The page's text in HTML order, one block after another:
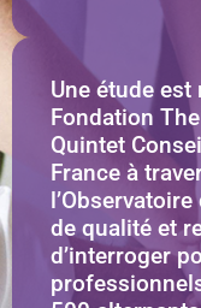
Une étude
Fondation
Quintet
France à
de qualité et
d’interroger